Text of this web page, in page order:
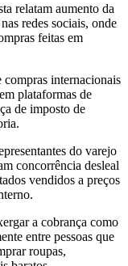
relatam aumento da
redes sociais, onde
feitas em
compras internacionais
plataformas de
de imposto de
do varejo
concorrência desleal
vendidos a preços
a cobrança como
entre pessoas que
roupas,